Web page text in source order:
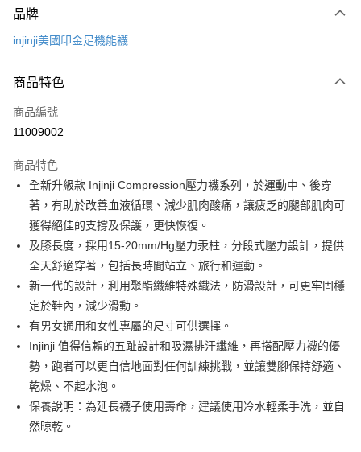
信用卡一次付款
LINE Pay
Apple Pay
悠遊付
Google Pay
全盈+PAY
AFTEE先享後付
相關說明
【關於「AFTEE先享後付」】
AFTEE先享後付是「在收到商品之後才付款」的支付方式。 讓您購物簡單
便利好安心！
１．簡單：不需註冊會員、不需綁卡、不需儲值。
３．安心：先確認商品／服務後，再付款。
【「AFTEE先享後付」結帳流程】
１．於結帳方式選擇「AFTEE先享後付」後，將跳轉至「AFTEE先享後付」
結帳頁面，進行簡訊認證並確認金額後，即可完成結帳。
ATM付款
運送方式
每筆NT$60，滿NT$599(含以上)免運費
付款後全家取貨
品牌
injinji美國印金足機能襪
商品特色
商品編號
11009002
商品特色
全新升級款 Injinji Compression壓力襪系列，於運動中、後穿
著，有助於改善血液循環、減少肌肉酸痛，讓疲乏的腿部肌肉可
獲得絕佳的支撐及保護，更快恢復。
及膝長度，採用15-20mm/Hg壓力汞柱，分段式壓力設計，提供
全天舒適穿著，包括長時間站立、旅行和運動。
新一代的設計，利用聚酯纖維特殊織法，防滑設計，可更牢固穩
定於鞋內，減少滑動。
有男女通用和女性專屬的尺寸可供選擇。
Injinji 值得信賴的五趾設計和吸濕排汗纖維，再搭配壓力襪的優
勢，跑者可以更自信地面對任何訓練挑戰，並讓雙腳保持舒適、
乾燥、不起水泡。
保養說明：為延長襪子使用壽命，建議使用冷水輕柔手洗，並自
然晾乾。